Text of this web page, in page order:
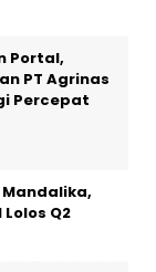
Portal,
PT Agrinas
Percepat
Q2